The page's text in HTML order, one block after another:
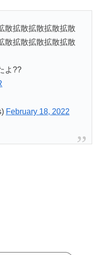
散拡散拡散拡散拡散
散拡散拡散拡散拡散
よ??
February 18, 2022